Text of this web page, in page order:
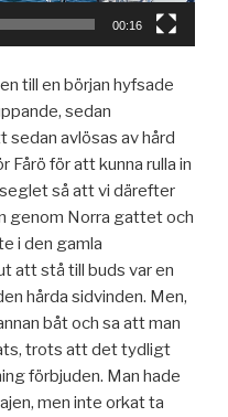
00:16
till en början hyfsade
sedan
avlösas av hård
Fårö för att kunna rulla in
så att vi därefter
genom Norra gattet och
i den gamla
att stå till buds var en
hårda sidvinden. Men,
båt och sa att man
trots att det tydligt
förbjuden. Man hade
men inte orkat ta